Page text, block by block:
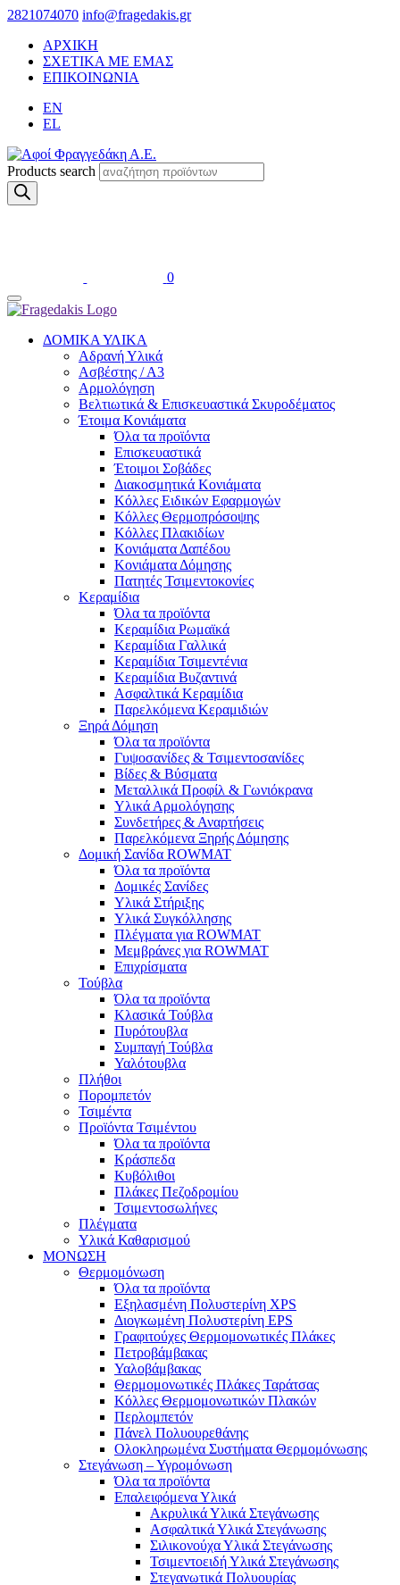
2821074070 info@fragedakis.gr
ΑΡΧΙΚΗ
ΣΧΕΤΙΚΑ ΜΕ ΕΜΑΣ
ΕΠΙΚΟΙΝΩΝΙΑ
EN
EL
Products search
0
ΔΟΜΙΚΑ ΥΛΙΚΑ
Αδρανή Υλικά
Ασβέστης / Α3
Αρμολόγηση
Βελτιωτικά & Επισκευαστικά Σκυροδέματος
Έτοιμα Κονιάματα
Όλα τα προϊόντα
Επισκευαστικά
Έτοιμοι Σοβάδες
Διακοσμητικά Κονιάματα
Κόλλες Ειδικών Εφαρμογών
Κόλλες Θερμοπρόσοψης
Κόλλες Πλακιδίων
Κονιάματα Δαπέδου
Κονιάματα Δόμησης
Πατητές Τσιμεντοκονίες
Κεραμίδια
Όλα τα προϊόντα
Κεραμίδια Ρωμαϊκά
Κεραμίδια Γαλλικά
Κεραμίδια Τσιμεντένια
Κεραμίδια Βυζαντινά
Ασφαλτικά Κεραμίδια
Παρελκόμενα Κεραμιδιών
Ξηρά Δόμηση
Όλα τα προϊόντα
Γυψοσανίδες & Τσιμεντοσανίδες
Βίδες & Βύσματα
Μεταλλικά Προφίλ & Γωνιόκρανα
Υλικά Αρμολόγησης
Συνδετήρες & Αναρτήσεις
Παρελκόμενα Ξηρής Δόμησης
Δομική Σανίδα ROWMAT
Όλα τα προϊόντα
Δομικές Σανίδες
Υλικά Στήριξης
Υλικά Συγκόλλησης
Πλέγματα για ROWMAT
Μεμβράνες για ROWMAT
Επιχρίσματα
Τούβλα
Όλα τα προϊόντα
Κλασικά Τούβλα
Πυρότουβλα
Συμπαγή Τούβλα
Υαλότουβλα
Πλήθοι
Πορομπετόν
Τσιμέντα
Προϊόντα Τσιμέντου
Όλα τα προϊόντα
Κράσπεδα
Κυβόλιθοι
Πλάκες Πεζοδρομίου
Τσιμεντοσωλήνες
Πλέγματα
Υλικά Καθαρισμού
ΜΟΝΩΣΗ
Θερμομόνωση
Όλα τα προϊόντα
Εξηλασμένη Πολυστερίνη XPS
Διογκωμένη Πολυστερίνη EPS
Γραφιτούχες Θερμομονωτικές Πλάκες
Πετροβάμβακας
Υαλοβάμβακας
Θερμομονωτικές Πλάκες Ταράτσας
Κόλλες Θερμομονωτικών Πλακών
Περλομπετόν
Πάνελ Πολυουρεθάνης
Ολοκληρωμένα Συστήματα Θερμομόνωσης
Στεγάνωση – Υγρομόνωση
Όλα τα προϊόντα
Επαλειφόμενα Υλικά
Ακρυλικά Υλικά Στεγάνωσης
Ασφαλτικά Υλικά Στεγάνωσης
Σιλικονούχα Υλικά Στεγάνωσης
Τσιμεντοειδή Υλικά Στεγάνωσης
Στεγανωτικά Πολυουρίας